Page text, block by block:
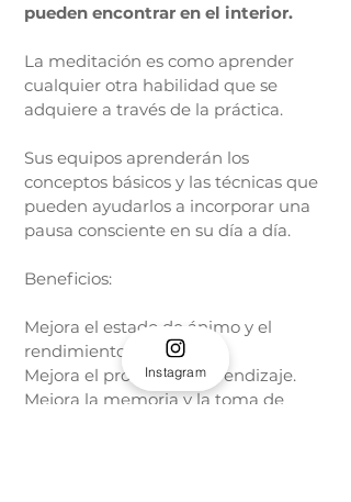
pueden encontrar en el interior.​
La meditación es como aprender
cualquier otra habilidad que se
adquiere a través de la práctica.
Sus equipos aprenderán los
conceptos básicos y las técnicas que
pueden ayudarlos a incorporar una
pausa consciente en su día a día.
Beneficios:
Mejora el estado de ánimo y el
rendimiento.
Mejora el proceso de aprendizaje.
Mejora la memoria y la toma de
Instagram